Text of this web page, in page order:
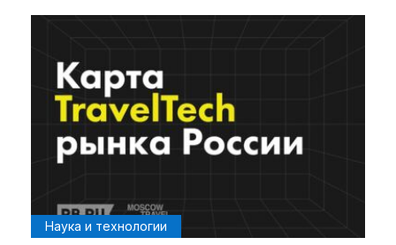
Legal review
События
IPQ.365
IP Stories
Квиз
Календарь
Наука и технологии